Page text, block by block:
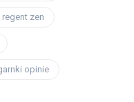
regent zen
opinie